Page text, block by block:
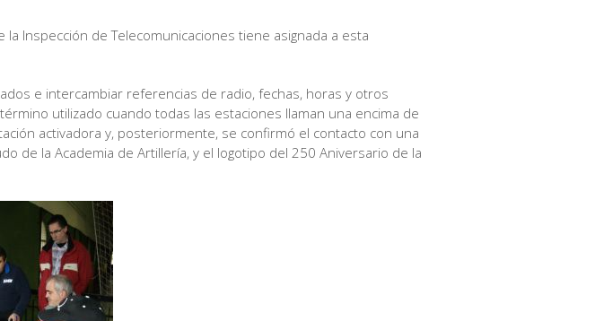
Inspección de Telecomunicaciones tiene asignada a esta
e intercambiar referencias de radio, fechas, horas y otros
utilizado cuando todas las estaciones llaman una encima de
activadora y, posteriormente, se confirmó el contacto con una
de la Academia de Artillería, y el logotipo del 250 Aniversario de la